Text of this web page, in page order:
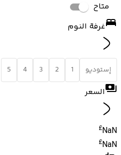
متاح
غرفة النوم
إستوديو 1
2
3
4
5
السعر
NaN
£
NaN
£